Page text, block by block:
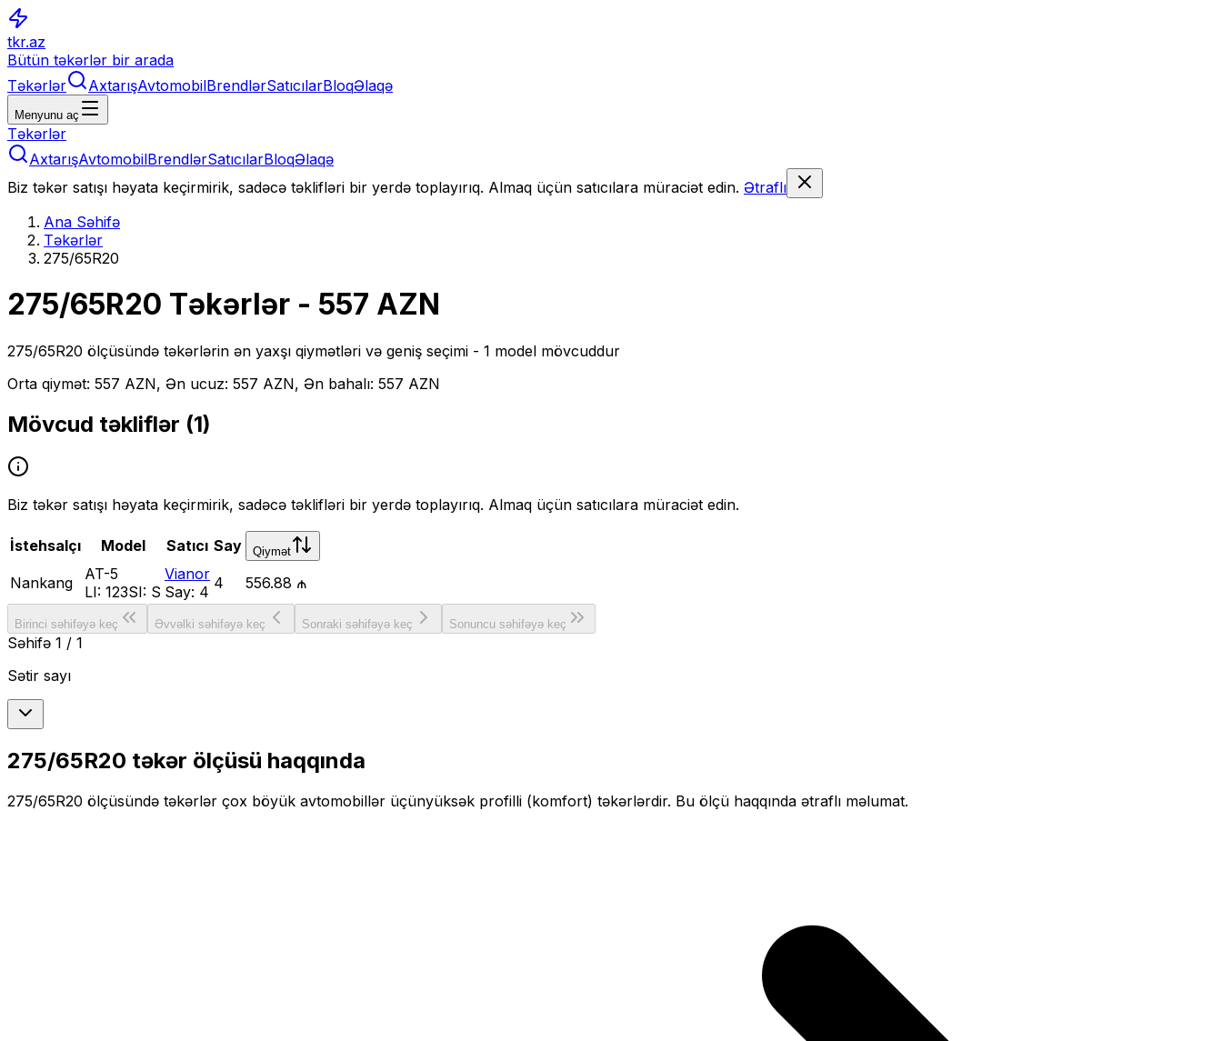
tkr.az
Bütün təkərlər bir arada
Təkərlər
AxtarışAvtomobilBrendlərSatıcılarBloqƏlaqə
Menyunu aç
Təkərlər
AxtarışAvtomobilBrendlərSatıcılarBloqƏlaqə
Biz təkər satışı həyata keçirmirik, sadəcə təklifləri bir yerdə toplayırıq. Almaq üçün satıcılara müraciət edin. Ətraflı
Ana Səhifə
Təkərlər
275/65R20
275/65R20 Təkərlər - 557 AZN
275/65R20 ölçüsündə təkərlərin ən yaxşı qiymətləri və geniş seçimi - 1 model mövcuddur
Orta qiymət: 557 AZN, Ən ucuz: 557 AZN, Ən bahalı: 557 AZN
Mövcud təkliflər (1)
Biz təkər satışı həyata keçirmirik, sadəcə təklifləri bir yerdə toplayırıq. Almaq üçün satıcılara müraciət edin.
İstehsalçı Model Satıcı Say Qiymət
Nankang
AT-5
LI: 123SI: S
Vianor
Say: 4 4 556.88 ₼
Birinci səhifəyə keç Əvvəlki səhifəyə keç Sonraki səhifəyə keç Sonuncu səhifəyə keç
Səhifə 1 / 1
Sətir sayı
275/65R20 təkər ölçüsü haqqında
275/65R20 ölçüsündə təkərlər çox böyük avtomobillər üçünyüksək profilli (komfort) təkərlərdir. Bu ölçü haqqında ətraflı məlumat.